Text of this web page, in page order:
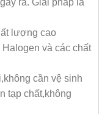
lượng cao
và các chất
cần vệ sinh
tạp chất,không